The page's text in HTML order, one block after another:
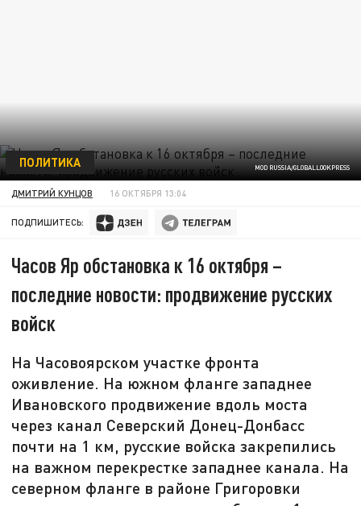
MOD RUSSIA/GLOBALLOOKPRESS
ПОЛИТИКА
ДМИТРИЙ КУНЦОВ 16 ОКТЯБРЯ 13:04
ПОДПИШИТЕСЬ:
Часов Яр обстановка к 16 октября –
последние новости: продвижение русских
войск
На Часовоярском участке фронта
оживление. На южном фланге западнее
Ивановского продвижение вдоль моста
через канал Северский Донец-Донбасс
почти на 1 км, русские войска закрепились
на важном перекрестке западнее канала. На
северном фланге в районе Григоровки